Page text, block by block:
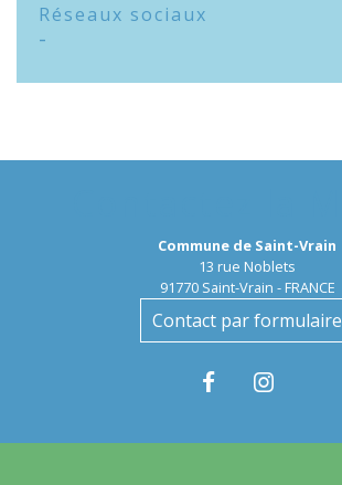
Réseaux sociaux
-
Commune de Saint-Vrain
13 rue Noblets
91770 Saint-Vrain - FRANCE
Contact par formulaire